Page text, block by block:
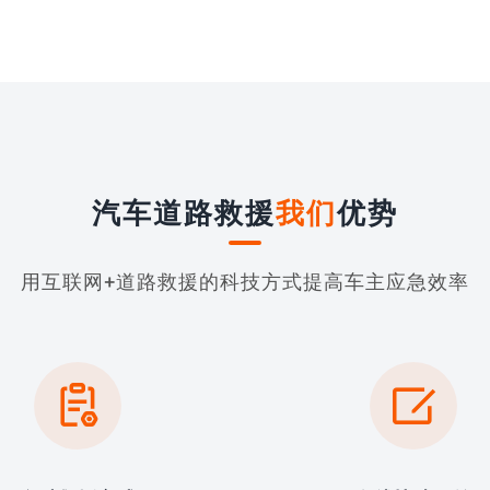
汽车道路救援我们优势
用互联网+道路救援的科技方式提高车主应急效率
 